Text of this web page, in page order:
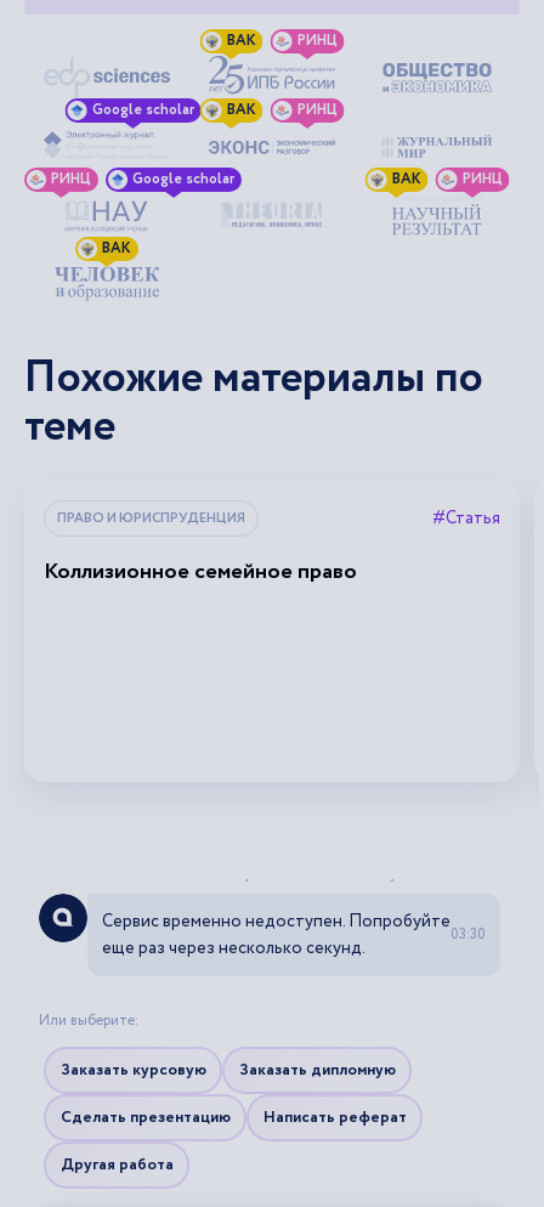
ВАК РИНЦ
Google scholar ВАК РИНЦ
РИНЦ Google scholar ВАК РИНЦ
ВАК
Похожие материалы по
теме
ПРАВО И ЮРИСПРУДЕНЦИЯ #Статья
Коллизионное семейное право